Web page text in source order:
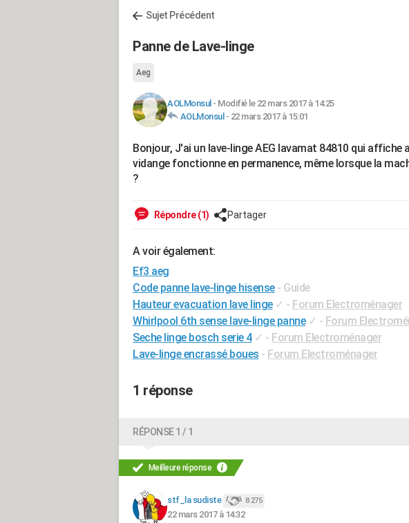
Sujet Précédent
Panne de Lave-linge
Aeg
AOLMonsul - Modifié le 22 mars 2017 à 14:25
AOLMonsul - 22 mars 2017 à 15:01
Bonjour, J'ai un lave-linge AEG lavamat 84810 qui affiche
vidange fonctionne en permanence, même lorsque la
?
Répondre (1) Partager
A voir également:
Ef3 aeg
Code panne lave-linge hisense - Guide
Hauteur evacuation lave linge ✓ - Forum Electroménager
Whirlpool 6th sense lave-linge panne ✓ - Forum
Seche linge bosch serie 4 ✓ - Forum Electroménager
Lave-linge encrassé boues - Forum Electroménager
1 réponse
RÉPONSE 1 / 1
Meilleure réponse
stf_la sudiste 8 275
22 mars 2017 à 14:32